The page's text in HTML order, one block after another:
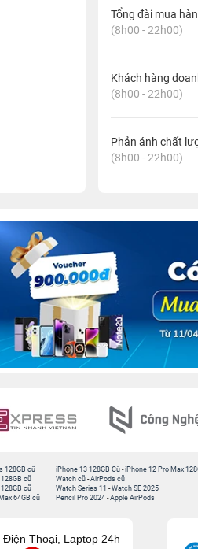
Tổng đài mua
(8h00 - 22h00)
Khách hàng
(8h00 - 22h00)
Phản ánh chất
(8h00 - 22h00)
128GB cũ
cũ
cũ
64GB cũ
iPhone 13 128GB Cũ -iPhone 12 Pro Max
Watch cũ -AirPods cũ
Watch Series 11 -Watch SE 2025
Pencil Pro 2024 -Apple AirPods
Điện Thoại, Laptop 24h